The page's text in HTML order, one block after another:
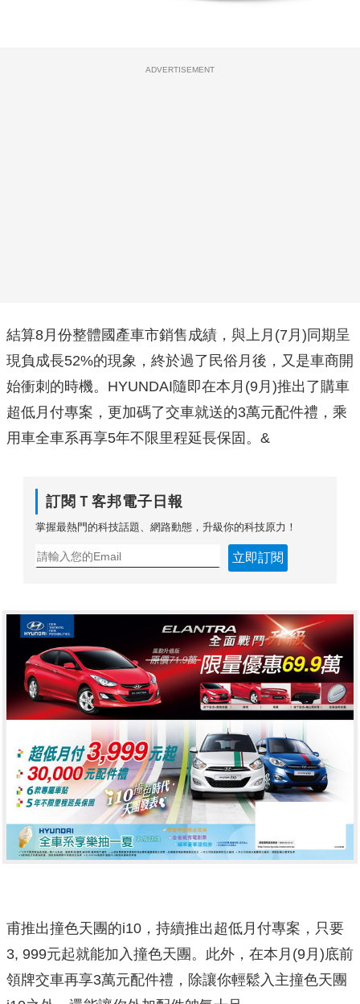
ADVERTISEMENT
結算8月份整體國產車市銷售成績，與上月(7月)同期呈
現負成長52%的現象，終於過了民俗月後，又是車商開
始衝刺的時機。HYUNDAI隨即在本月(9月)推出了購車
超低月付專案，更加碼了交車就送的3萬元配件禮，乘
用車全車系再享5年不限里程延長保固。&
訂閱Ｔ客邦電子日報
掌握最熱門的科技話題、網路動態，升級你的科技原力！
立即訂閱
甫推出撞色天團的i10，持續推出超低月付專案，只要
3, 999元起就能加入撞色天團。此外，在本月(9月)底前
領牌交車再享3萬元配件禮，除讓你輕鬆入主撞色天團